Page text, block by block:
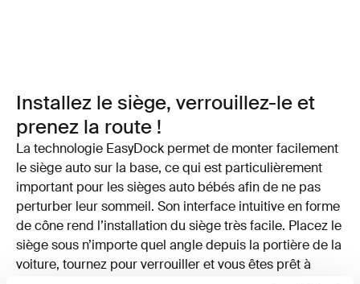
Installez le siège, verrouillez-le et
prenez la route !
La technologie EasyDock permet de monter facilement
le siège auto sur la base, ce qui est particulièrement
important pour les sièges auto bébés afin de ne pas
perturber leur sommeil. Son interface intuitive en forme
de cône rend l’installation du siège très facile. Placez le
siège sous n’importe quel angle depuis la portière de la
voiture, tournez pour verrouiller et vous êtes prêt à